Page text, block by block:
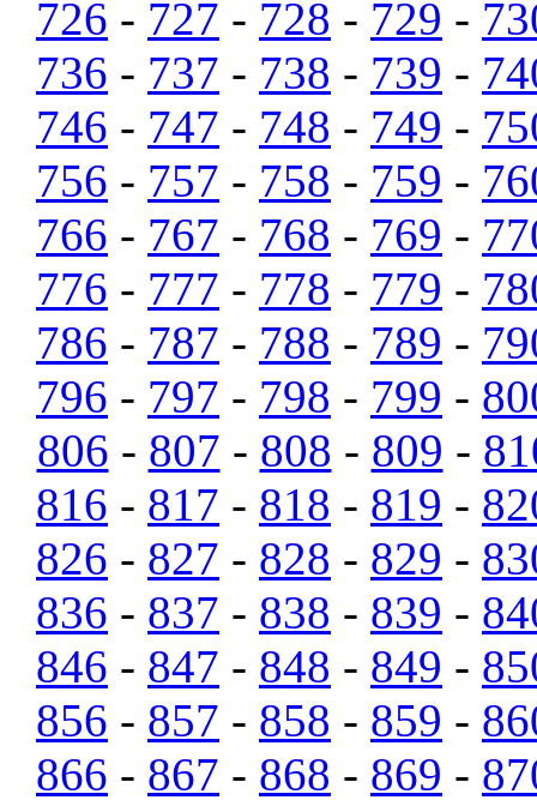
726 - 727 - 728 - 729 -
736 - 737 - 738 - 739 -
746 - 747 - 748 - 749 -
756 - 757 - 758 - 759 -
766 - 767 - 768 - 769 -
776 - 777 - 778 - 779 -
786 - 787 - 788 - 789 -
796 - 797 - 798 - 799 -
806 - 807 - 808 - 809 -
816 - 817 - 818 - 819 -
826 - 827 - 828 - 829 -
836 - 837 - 838 - 839 -
846 - 847 - 848 - 849 -
856 - 857 - 858 - 859 -
866 - 867 - 868 - 869 -